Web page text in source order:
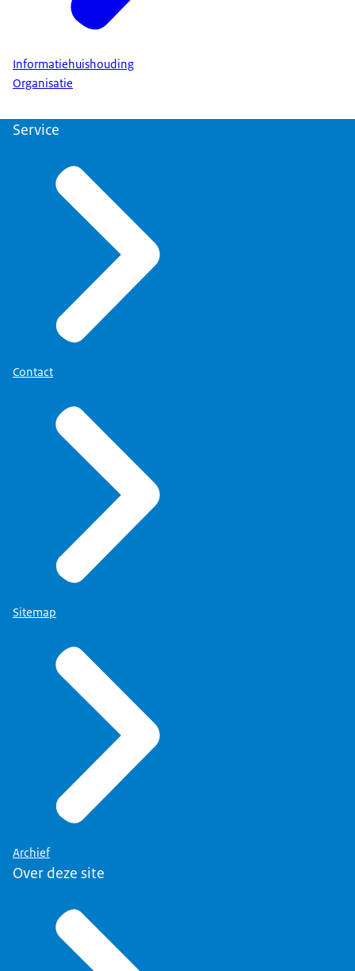
Informatiehuishouding
Organisatie
Service
Contact
Sitemap
Archief
Over deze site